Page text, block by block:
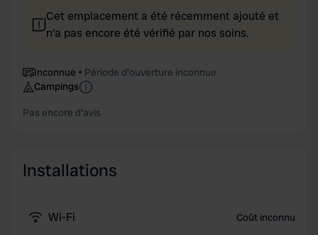
Cet emplacement a été récemment ajouté et
n'a pas encore été vérifié par nos soins.
Inconnue
Période d'ouverture inconnue
Campings
Pas encore d'avis
Installations
Wi-Fi Coût inconnu